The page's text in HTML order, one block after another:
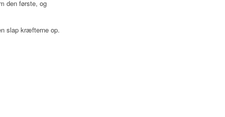
den første, og
slap kræfterne op.